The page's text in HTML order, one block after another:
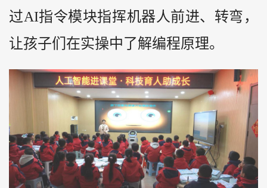
过AI指令模块指挥机器人前进、转弯，
让孩子们在实操中了解编程原理。